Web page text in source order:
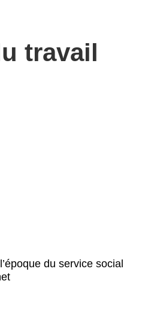
travail
du service social